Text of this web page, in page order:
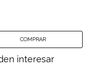
interesar